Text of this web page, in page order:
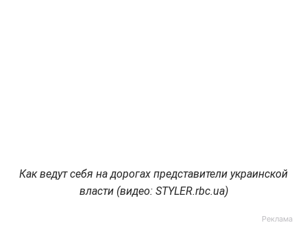
Как ведут себя на дорогах представители украинской
власти (видео: STYLER.rbc.ua)